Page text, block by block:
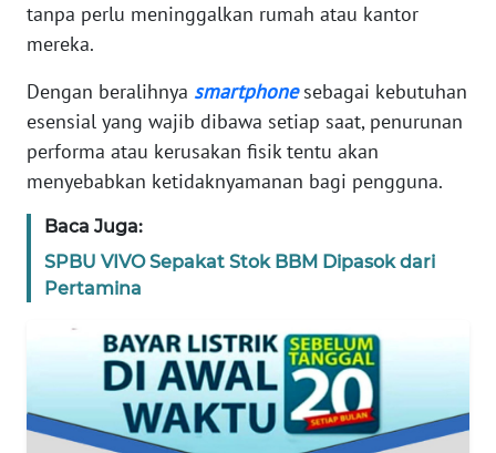
tanpa perlu meninggalkan rumah atau kantor
mereka.
Dengan beralihnya smartphone sebagai kebutuhan
esensial yang wajib dibawa setiap saat, penurunan
performa atau kerusakan fisik tentu akan
menyebabkan ketidaknyamanan bagi pengguna.
Baca Juga:
SPBU VIVO Sepakat Stok BBM Dipasok dari
Pertamina
REDAKSI
KARIR
DISCLAIMER
SUMUT